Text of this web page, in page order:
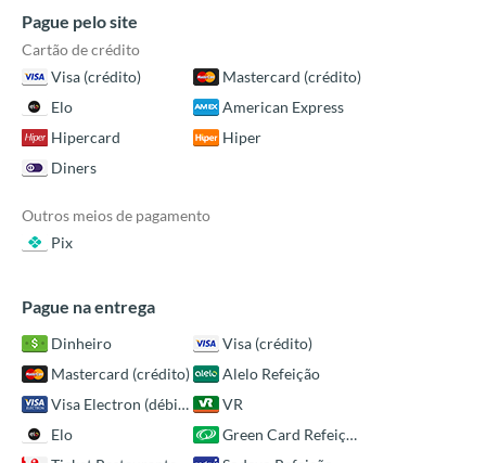
Pague pelo site
Cartão de crédito
Visa (crédito)
Mastercard (crédito)
Elo
American Express
Hipercard
Hiper
Diners
Outros meios de pagamento
Pix
Pague na entrega
Dinheiro
Visa (crédito)
Mastercard (crédito)
Alelo Refeição
Visa Electron (débito)
VR
Elo
Green Card Refeição